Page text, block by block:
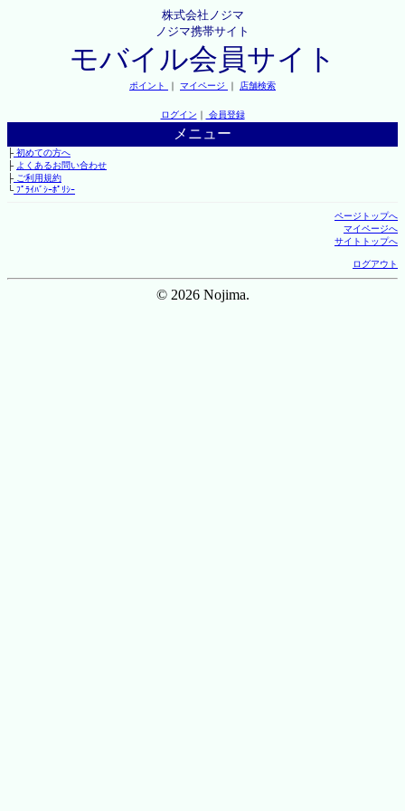
株式会社ノジマ
ノジマ携帯サイト
モバイル会員サイト
ポイント ｜ マイページ ｜ 店舗検索
ログイン ｜ 会員登録
メニュー
├初めての方へ
├ よくあるお問い合わせ
├ご利用規約
└ﾌﾟﾗｲﾊﾞｼｰﾎﾟﾘｼｰ
ページトップへ
マイページへ
サイトトップへ
ログアウト
© 2026 Nojima.